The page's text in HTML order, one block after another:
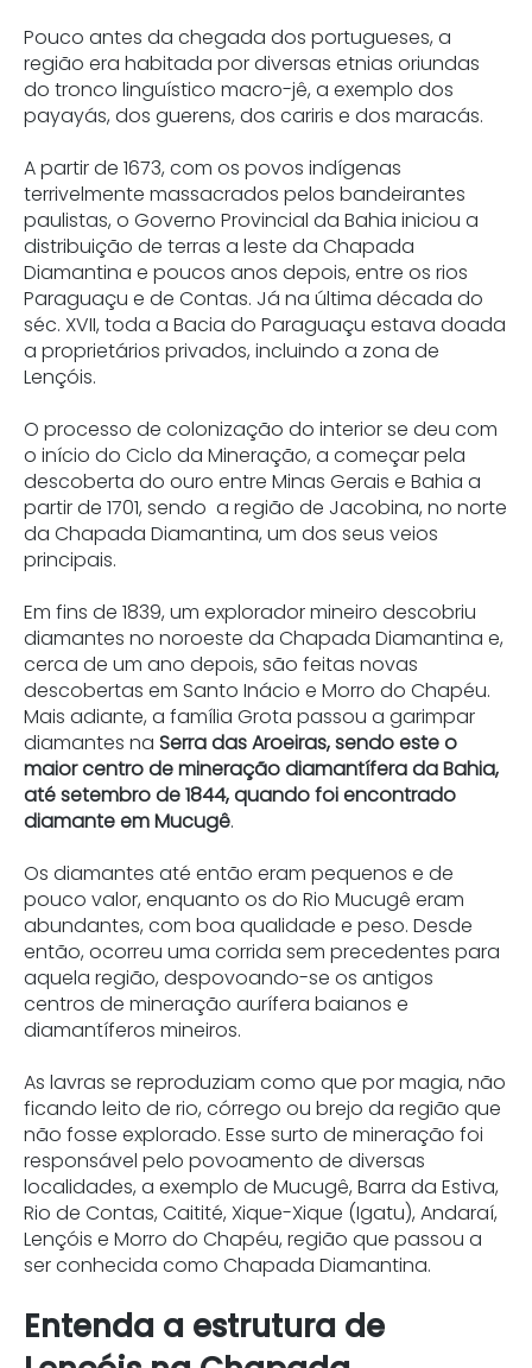
Pouco antes da chegada dos portugueses, a
região era habitada por diversas etnias oriundas
do tronco linguístico macro-jê, a exemplo dos
payayás, dos guerens, dos cariris e dos maracás.
A partir de 1673, com os povos indígenas
terrivelmente massacrados pelos bandeirantes
paulistas, o Governo Provincial da Bahia iniciou a
distribuição de terras a leste da Chapada
Diamantina e poucos anos depois, entre os rios
Paraguaçu e de Contas. Já na última década do
séc. XVII, toda a Bacia do Paraguaçu estava doada
a proprietários privados, incluindo a zona de
Lençóis.
O processo de colonização do interior se deu com
o início do Ciclo da Mineração, a começar pela
descoberta do ouro entre Minas Gerais e Bahia a
partir de 1701, sendo a região de Jacobina, no norte
da Chapada Diamantina, um dos seus veios
principais.
Em fins de 1839, um explorador mineiro descobriu
diamantes no noroeste da Chapada Diamantina e,
cerca de um ano depois, são feitas novas
descobertas em Santo Inácio e Morro do Chapéu.
Mais adiante, a família Grota passou a garimpar
diamantes na Serra das Aroeiras, sendo este o
maior centro de mineração diamantífera da Bahia,
até setembro de 1844, quando foi encontrado
diamante em Mucugê.
Os diamantes até então eram pequenos e de
pouco valor, enquanto os do Rio Mucugê eram
abundantes, com boa qualidade e peso. Desde
então, ocorreu uma corrida sem precedentes para
aquela região, despovoando-se os antigos
centros de mineração aurífera baianos e
diamantíferos mineiros.
As lavras se reproduziam como que por magia, não
ficando leito de rio, córrego ou brejo da região que
não fosse explorado. Esse surto de mineração foi
responsável pelo povoamento de diversas
localidades, a exemplo de Mucugê, Barra da Estiva,
Rio de Contas, Caitité, Xique-Xique (Igatu), Andaraí,
Lençóis e Morro do Chapéu, região que passou a
ser conhecida como Chapada Diamantina.
Entenda a estrutura de